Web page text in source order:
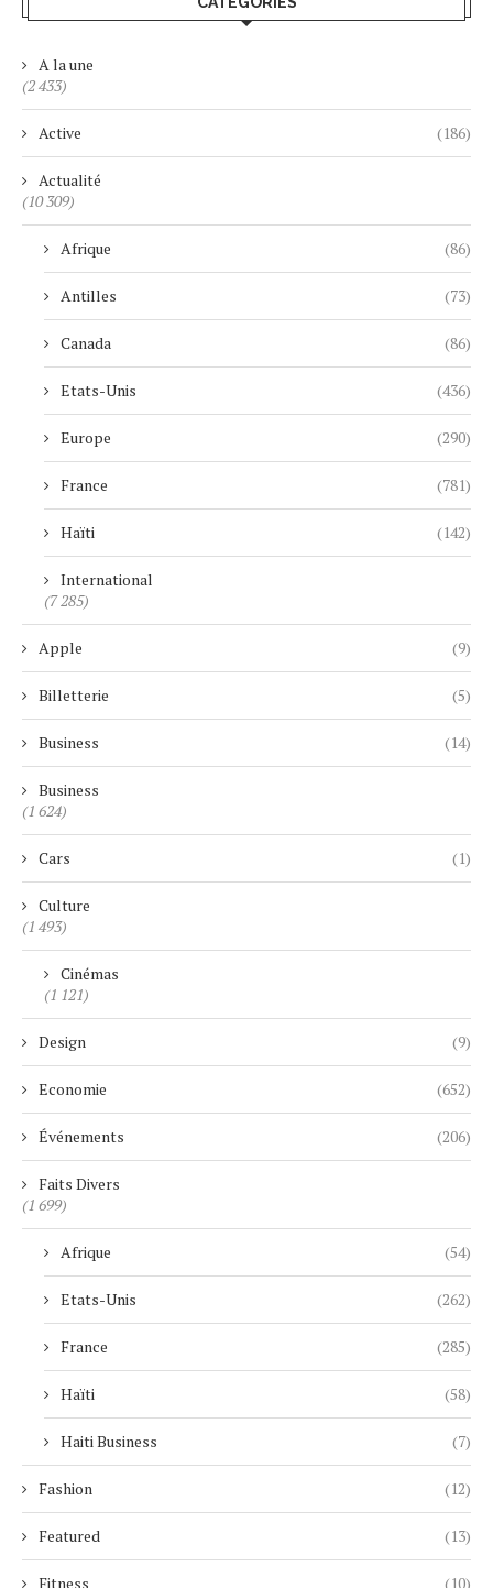
A la une
(2 433)
Active (186)
Actualité
(10 309)
Afrique (86)
Antilles (73)
Canada (86)
Etats-Unis (436)
Europe (290)
France (781)
Haïti (142)
International
(7 285)
Apple (9)
Billetterie (5)
Business (14)
Business
(1 624)
Cars (1)
Culture
(1 493)
Cinémas
(1 121)
Design (9)
Economie (652)
Événements (206)
Faits Divers
(1 699)
Afrique (54)
Etats-Unis (262)
France (285)
Haïti (58)
Haiti Business (7)
Fashion (12)
Featured (13)
Fitness (10)